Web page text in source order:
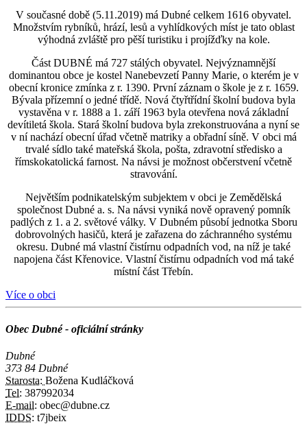
V současné době (5.11.2019) má Dubné celkem 1616 obyvatel.
Množstvím rybníků, hrází, lesů a vyhlídkových míst je tato oblast
výhodná zvláště pro pěší turistiku i projížďky na kole.
Část DUBNÉ má 727 stálých obyvatel. Nejvýznamnější
dominantou obce je kostel Nanebevzetí Panny Marie, o kterém je v
obecní kronice zmínka z r. 1390. První záznam o škole je z r. 1659.
Bývala přízemní o jedné třídě. Nová čtyřtřídní školní budova byla
vystavěna v r. 1888 a 1. září 1963 byla otevřena nová základní
devítiletá škola. Stará školní budova byla zrekonstruována a nyní se
v ní nachází obecní úřad včetně matriky a obřadní síně. V obci má
trvalé sídlo také mateřská škola, pošta, zdravotní středisko a
římskokatolická farnost. Na návsi je možnost občerstvení včetně
stravování.
Největším podnikatelským subjektem v obci je Zemědělská
společnost Dubné a. s. Na návsi vyniká nově opravený pomník
padlých z 1. a 2. světové války. V Dubném působí jednotka Sboru
dobrovolných hasičů, která je zařazena do záchranného systému
okresu. Dubné má vlastní čistírnu odpadních vod, na níž je také
napojena část Křenovice. Vlastní čistírnu odpadních vod má také
místní část Třebín.
Více o obci
Obec Dubné - oficiální stránky
Dubné
373 84 Dubné
Starosta: Božena Kudláčková
Tel: 387992034
E-mail: obec@dubne.cz
IDDS: t7jbeix